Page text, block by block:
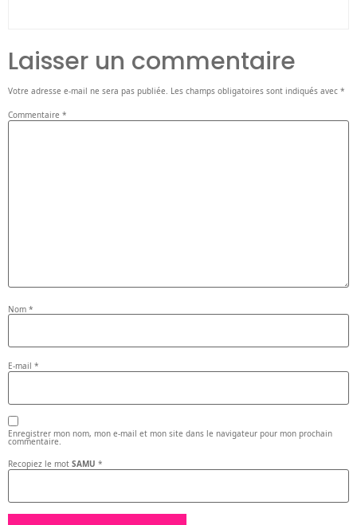
Laisser un commentaire
Votre adresse e-mail ne sera pas publiée. Les champs obligatoires sont indiqués avec *
Commentaire *
Nom *
E-mail *
Enregistrer mon nom, mon e-mail et mon site dans le navigateur pour mon prochain
commentaire.
Recopiez le mot SAMU *